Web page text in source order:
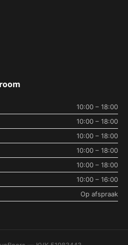
10:00 – 18:00
10:00 – 18:00
10:00 – 18:00
10:00 – 18:00
10:00 – 18:00
10:00 – 16:00
Op afspraak